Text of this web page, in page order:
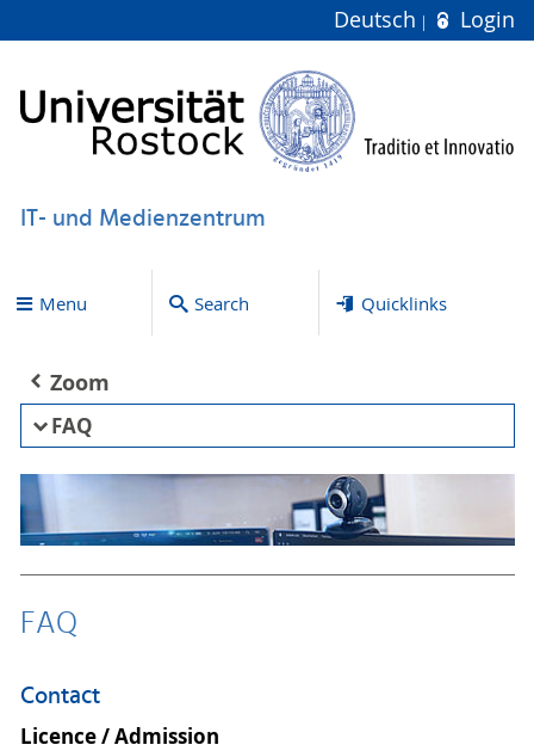
Deutsch Login
IT- und Medienzentrum
Menu Search Quicklinks
Zoom
FAQ
FAQ
Contact
Licence / Admission